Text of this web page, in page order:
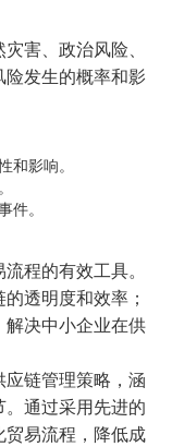
害、政治风险、
发生的概率和影
和影响。
件。
程的有效工具。
透明度和效率；
决中小企业在供
链管理策略，涵
通过采用先进的
易流程，降低成